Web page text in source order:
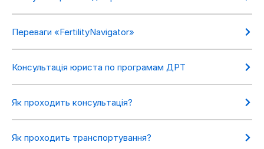
Переваги «FertilityNavigator»
Консультація юриста по програмам ДРТ
Як проходить консультація?
Як проходить транспортування?